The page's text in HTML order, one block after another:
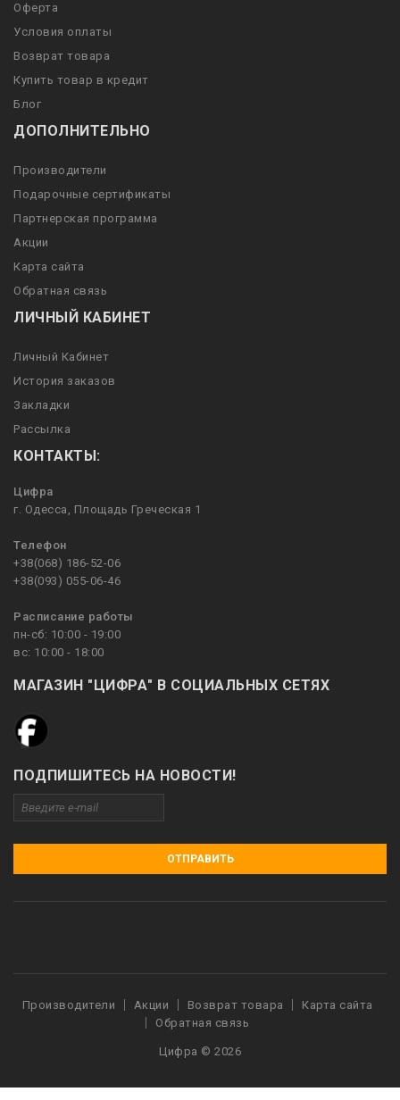
Оферта
Условия оплаты
Возврат товара
Купить товар в кредит
Блог
ДОПОЛНИТЕЛЬНО
Производители
Подарочные сертификаты
Партнерская программа
Акции
Карта сайта
Обратная связь
ЛИЧНЫЙ КАБИНЕТ
Личный Кабинет
История заказов
Закладки
Рассылка
КОНТАКТЫ:
Цифра
г. Одесса, Площадь Греческая 1
Телефон
+38(068) 186-52-06
+38(093) 055-06-46
Расписание работы
пн-сб: 10:00 - 19:00
вс: 10:00 - 18:00
МАГАЗИН "ЦИФРА" В СОЦИАЛЬНЫХ СЕТЯХ
ПОДПИШИТЕСЬ НА НОВОСТИ!
ОТПРАВИТЬ
Производители Акции Возврат товара
Карта сайта
Обратная связь
Цифра © 2026